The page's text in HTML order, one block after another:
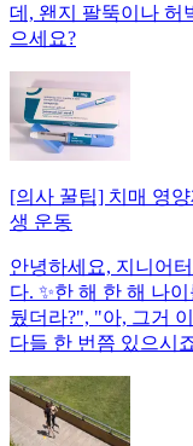
데, 왠지 팔뚝이나 허
으세요?
[의사 꿀팁] 치매 영
생 운동
안녕하세요, 지니어
다. ✨한 해 한 해 나
뒀더라?", "아, 그거
다들 한 번쯤 있으시